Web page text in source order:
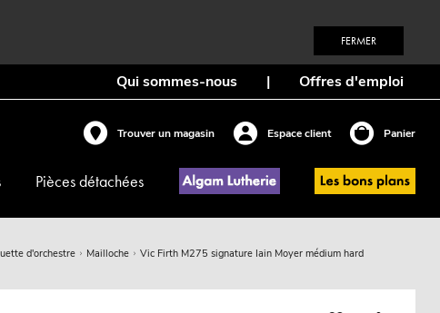
FERMER
Qui sommes-nous | Offres d'emploi
Trouver un magasin Espace client Panier
Pièces détachées
d'orchestre Mailloche Vic Firth M275 signature Iain Moyer médium hard